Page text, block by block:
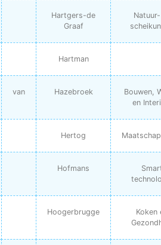
Hartgers-de
Graaf
Hartman
van Hazebroek
Bouwen,
en
Hertog
Hofmans
Hoogerbrugge
Koken